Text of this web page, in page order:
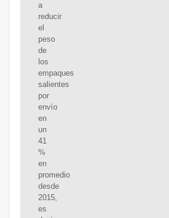
a
reducir
el
peso
de
los
empaques
salientes
por
envío
en
un
41
%
en
promedio
desde
2015,
es